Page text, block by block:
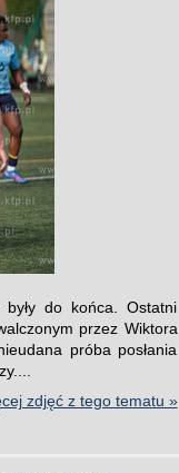
do końca. Ostatni
przez Wiktora
próba posłania
zdjęć z tego tematu »